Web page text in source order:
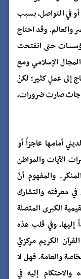
في التواصل، بسبب
والعالم. وقد احتاج
حتى انفتحت
الإسلامي ومع
إلى عملٍ كثير؛ لكنْ
صارت ضرورات،
أمامها عاجزاً أو
الآيات والمواطن
والمفهوم أنّ
معرفته والتشارك
الكبرى المتصلة
إليها، وفي قلب هذه
الكريم مركزيٌّ
والعامة. فهل لا
إليه في